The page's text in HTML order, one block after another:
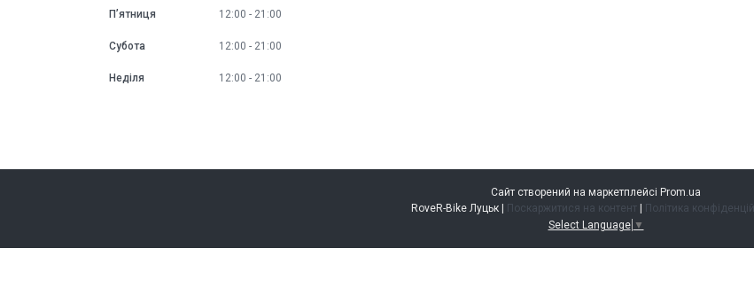
Пʼятниця 12:00 21:00
Субота 12:00 21:00
Неділя 12:00 21:00
Сайт створений на маркетплейсі Prom.ua
Поскаржитися на контент
Політика
Select Language ▼